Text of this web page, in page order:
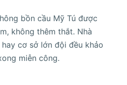
bồn cầu Mỹ Tú được
không thêm thắt. Nhà
cơ sở lớn đội đều khảo
miễn công.